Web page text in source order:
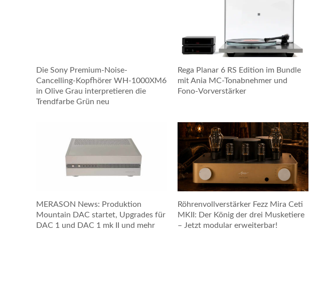
Die Sony Premium-Noise-
Cancelling-Kopfhörer WH-1000XM6
in Olive Grau interpretieren die
Trendfarbe Grün neu
Rega Planar 6 RS Edition im Bundle
mit Ania MC-Tonabnehmer und
Fono-Vorverstärker
MERASON News: Produktion
Mountain DAC startet, Upgrades für
DAC 1 und DAC 1 mk II und mehr
Röhrenvollverstärker Fezz Mira Ceti
MKII: Der König der drei Musketiere
– Jetzt modular erweiterbar!